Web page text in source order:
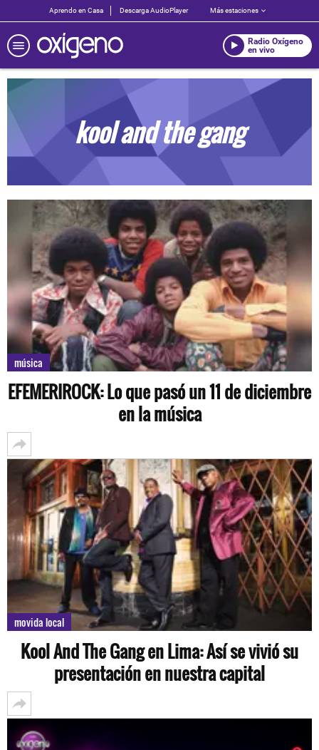
Aprendo en Casa Descarga AudioPlayer Más estaciones
Radio Oxígeno
en vivo
kool and the gang
música
EFEMERIROCK: Lo que pasó un 11 de diciembre
en la música
movida local
Kool And The Gang en Lima: Así se vivió su
presentación en nuestra capital